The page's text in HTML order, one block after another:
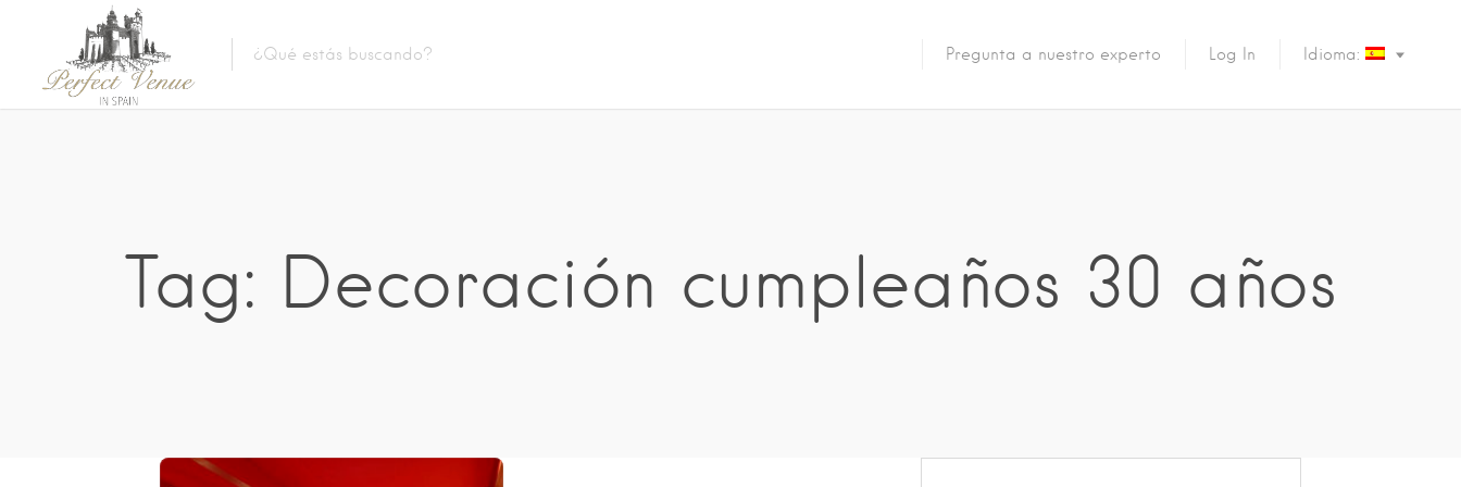
Pregunta a nuestro experto Log In Idioma:
Tag: Decoración cumpleaños 30 años